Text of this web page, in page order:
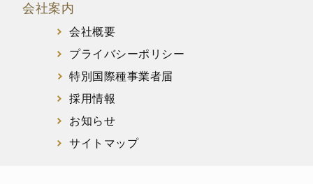
会社案内
会社概要
プライバシーポリシー
特別国際種事業者届
採用情報
お知らせ
サイトマップ